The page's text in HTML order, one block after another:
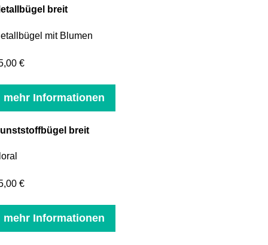
breit
mit Blumen
€
mehr Informationen
breit
€
mehr Informationen